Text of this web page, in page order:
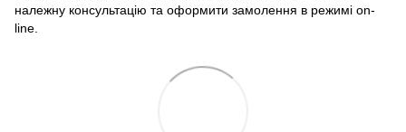
належну консультацію та оформити замолення в режимі on-
line.